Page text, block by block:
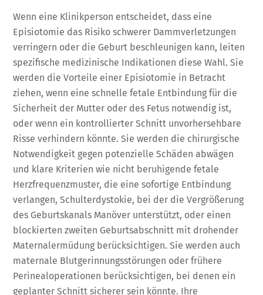
Wenn eine Klinikperson entscheidet, dass eine
Episiotomie das Risiko schwerer Dammverletzungen
verringern oder die Geburt beschleunigen kann, leiten
spezifische medizinische Indikationen diese Wahl. Sie
werden die Vorteile einer Episiotomie in Betracht
ziehen, wenn eine schnelle fetale Entbindung für die
Sicherheit der Mutter oder des Fetus notwendig ist,
oder wenn ein kontrollierter Schnitt unvorhersehbare
Risse verhindern könnte. Sie werden die chirurgische
Notwendigkeit gegen potenzielle Schäden abwägen
und klare Kriterien wie nicht beruhigende fetale
Herzfrequenzmuster, die eine sofortige Entbindung
verlangen, Schulterdystokie, bei der die Vergrößerung
des Geburtskanals Manöver unterstützt, oder einen
blockierten zweiten Geburtsabschnitt mit drohender
Maternalermüdung berücksichtigen. Sie werden auch
maternale Blutgerinnungsstörungen oder frühere
Perinealoperationen berücksichtigen, bei denen ein
geplanter Schnitt sicherer sein könnte. Ihre